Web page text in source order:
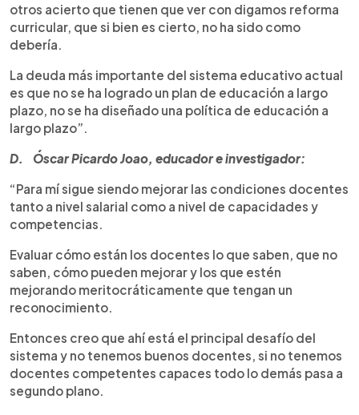
otros acierto que tienen que ver con digamos reforma
curricular, que si bien es cierto, no ha sido como
debería.
La deuda más importante del sistema educativo actual
es que no se ha logrado un plan de educación a largo
plazo, no se ha diseñado una política de educación a
largo plazo”.
D. Óscar Picardo Joao, educador e investigador:
“Para mí sigue siendo mejorar las condiciones docentes
tanto a nivel salarial como a nivel de capacidades y
competencias.
Evaluar cómo están los docentes lo que saben, que no
saben, cómo pueden mejorar y los que estén
mejorando meritocráticamente que tengan un
reconocimiento.
Entonces creo que ahí está el principal desafío del
sistema y no tenemos buenos docentes, si no tenemos
docentes competentes capaces todo lo demás pasa a
segundo plano.